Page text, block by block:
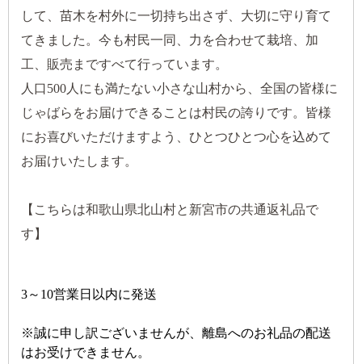
して、苗木を村外に一切持ち出さず、大切に守り育て
てきました。今も村民一同、力を合わせて栽培、加
工、販売まですべて行っています。
人口500人にも満たない小さな山村から、全国の皆様に
じゃばらをお届けできることは村民の誇りです。皆様
にお喜びいただけますよう、ひとつひとつ心を込めて
お届けいたします。
【こちらは和歌山県北山村と新宮市の共通返礼品で
す】
3～10営業日以内に発送
※誠に申し訳ございませんが、離島へのお礼品の配送
はお受けできません。